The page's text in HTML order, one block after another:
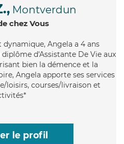
Montverdun
chez Vous
dynamique, Angela a 4 ans
d'Assistante De Vie aux
bien la démence et la
Angela apporte ses services
loisirs, courses/livraison et
le profil